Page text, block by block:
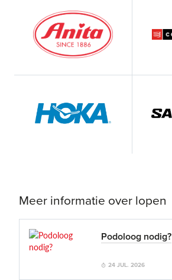
Meer informatie over lopen
Podoloog nodig?
24 JUL. 2026